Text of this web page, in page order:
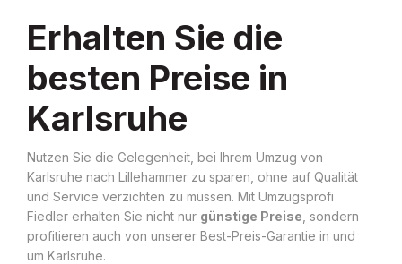
Erhalten Sie die
besten Preise in
Karlsruhe
Nutzen Sie die Gelegenheit, bei Ihrem Umzug von
Karlsruhe nach Lillehammer zu sparen, ohne auf Qualität
und Service verzichten zu müssen. Mit Umzugsprofi
Fiedler erhalten Sie nicht nur günstige Preise , sondern
profitieren auch von unserer Best-Preis-Garantie in und
um Karlsruhe.